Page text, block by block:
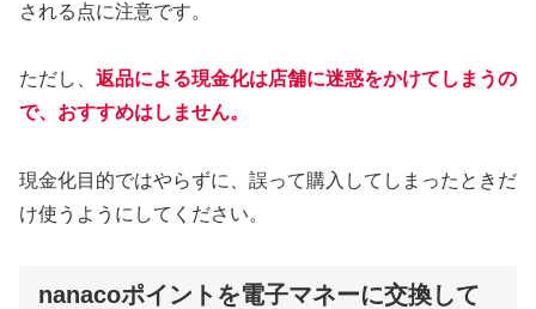
される点に注意です。
ただし、 返品による現金化は店舗に迷惑をかけてしまうの
で、おすすめはしません。
現金化目的ではやらずに、誤って購入してしまったときだ
け使うようにしてください。
nanacoポイントを電子マネーに交換して